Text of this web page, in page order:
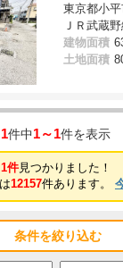
東京都小
ＪＲ武蔵
建物面積
土地面積
1件中1～1件を表示
1件見つかりました！
12157件あります。
条件を絞り込む